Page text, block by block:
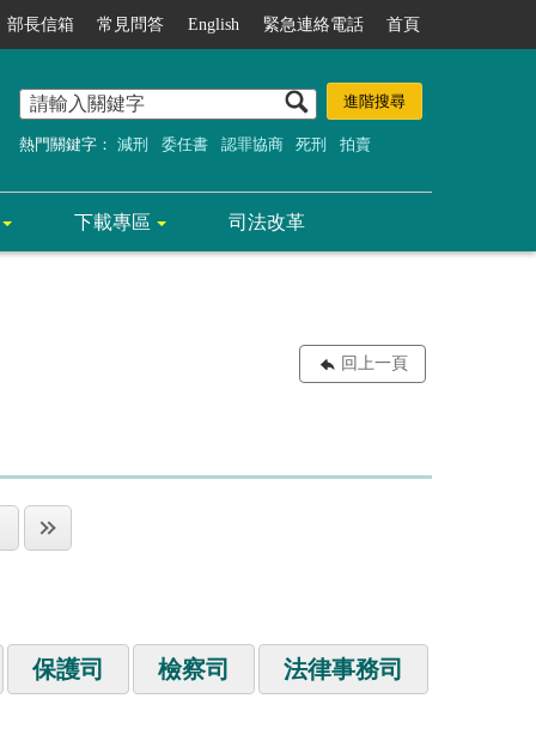
部長信箱 常見問答 English 緊急連絡電話 首頁
熱門關鍵字： 減刑 委任書 認罪協商 死刑 拍賣
下載專區 司法改革
回上一頁
保護司 檢察司 法律事務司